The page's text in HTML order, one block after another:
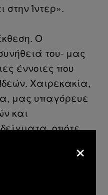
Ίντερ».
Ο
του- μας
έννοιες που
Χαιρεκακία,
μας υπαγόρευε
και
οπότε
επίκαιρο
για τις
σήμερα οι
×